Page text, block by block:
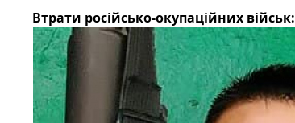
Втрати російсько-окупаційних військ: